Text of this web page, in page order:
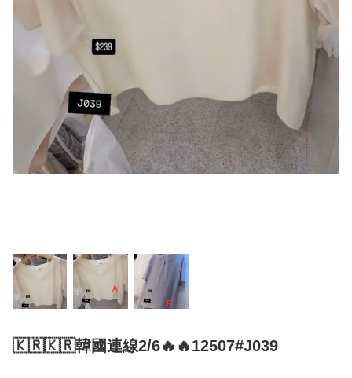
🇰🇷🇰🇷韓國連線2/6🔥🔥12507#J039